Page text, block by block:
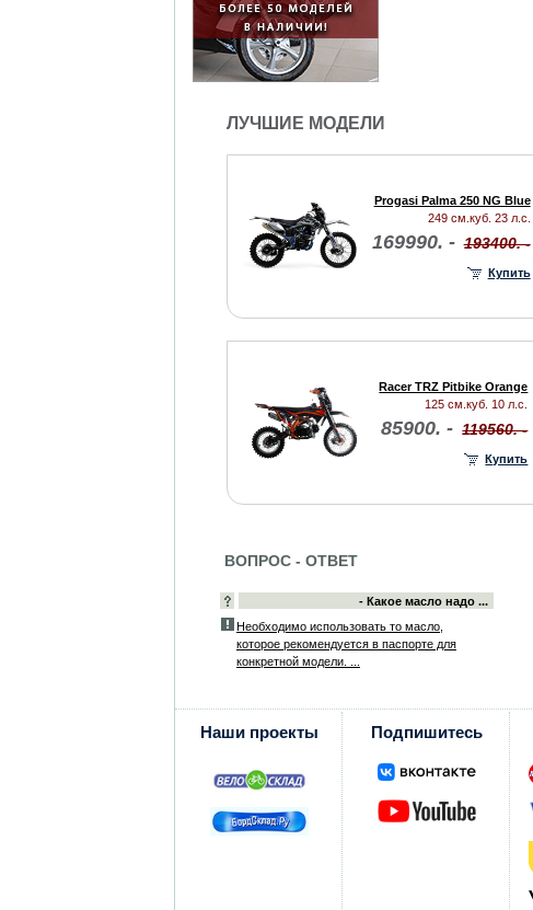
ЛУЧШИЕ МОДЕЛИ
Progasi Palma 250 NG Blue
249 см.куб. 23 л.с.
169990. - 193400. -
Купить
Racer TRZ Pitbike Orange
125 см.куб. 10 л.с.
85900. - 119560. -
Купить
ВОПРОС - ОТВЕТ
- Какое масло надо ...
Необходимо использовать то масло,
которое рекомендуется в паспорте для
конкретной модели. ...
Наши проекты Подпишитесь